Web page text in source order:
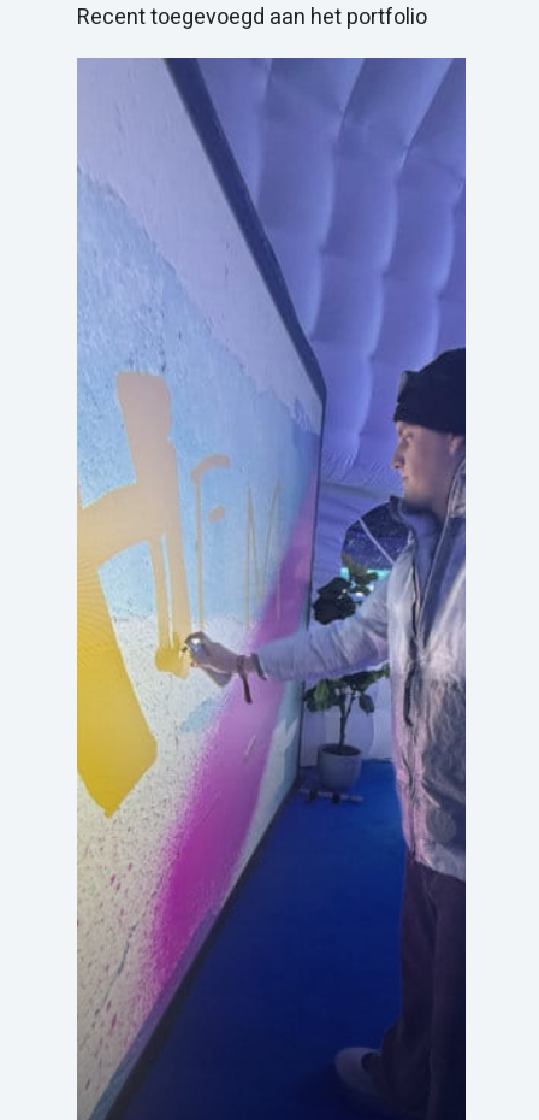
Recent toegevoegd aan het portfolio